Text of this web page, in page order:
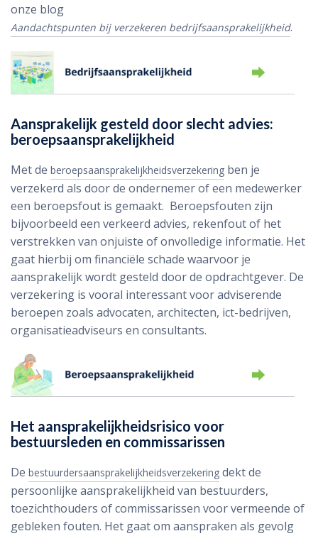
onze blog
Aandachtspunten bij verzekeren bedrijfsaansprakelijkheid.
Aansprakelijk gesteld door slecht advies:
beroepsaansprakelijkheid
Met de beroepsaansprakelijkheidsverzekering ben je
verzekerd als door de ondernemer of een medewerker
een beroepsfout is gemaakt. Beroepsfouten zijn
bijvoorbeeld een verkeerd advies, rekenfout of het
verstrekken van onjuiste of onvolledige informatie. Het
gaat hierbij om financiële schade waarvoor je
aansprakelijk wordt gesteld door de opdrachtgever. De
verzekering is vooral interessant voor adviserende
beroepen zoals advocaten, architecten, ict-bedrijven,
organisatieadviseurs en consultants.
Het aansprakelijkheidsrisico voor
bestuursleden en commissarissen
De bestuurdersaansprakelijkheidsverzekering dekt de
persoonlijke aansprakelijkheid van bestuurders,
toezichthouders of commissarissen voor vermeende of
gebleken fouten. Het gaat om aanspraken als gevolg